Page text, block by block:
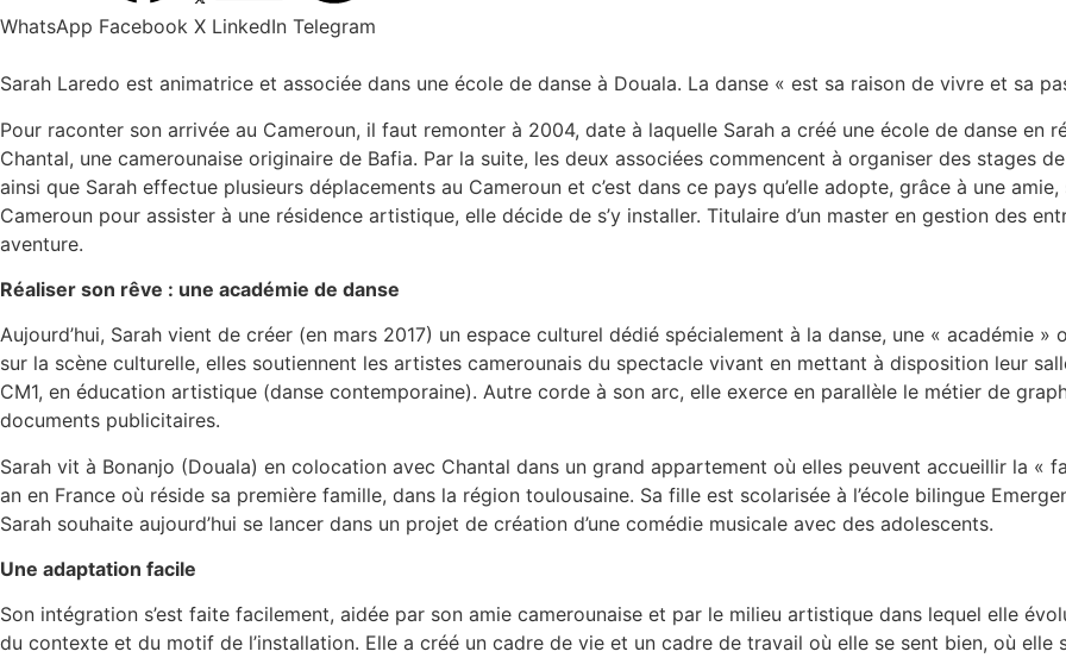
WhatsApp Facebook X LinkedIn Telegram
Sarah Laredo est animatrice et associée dans une école de danse à Douala. La danse « est sa raison de vivre et sa
Pour raconter son arrivée au Cameroun, il faut remonter à 2004, date à laquelle Sarah a créé une école de danse en
Chantal, une camerounaise originaire de Bafia. Par la suite, les deux associées commencent à organiser des stages
ainsi que Sarah effectue plusieurs déplacements au Cameroun et c’est dans ce pays qu’elle adopte, grâce à une
Cameroun pour assister à une résidence artistique, elle décide de s’y installer. Titulaire d’un master en gestion des
aventure.
Réaliser son rêve : une académie de danse
Aujourd’hui, Sarah vient de créer (en mars 2017) un espace culturel dédié spécialement à la danse, une « académie
sur la scène culturelle, elles soutiennent les artistes camerounais du spectacle vivant en mettant à disposition leur
CM1, en éducation artistique (danse contemporaine). Autre corde à son arc, elle exerce en parallèle le métier de
documents publicitaires.
Sarah vit à Bonanjo (Douala) en colocation avec Chantal dans un grand appartement où elles peuvent accueillir la
an en France où réside sa première famille, dans la région toulousaine. Sa fille est scolarisée à l’école bilingue
Sarah souhaite aujourd’hui se lancer dans un projet de création d’une comédie musicale avec des adolescents.
Une adaptation facile
Son intégration s’est faite facilement, aidée par son amie camerounaise et par le milieu artistique dans lequel elle
du contexte et du motif de l’installation. Elle a créé un cadre de vie et un cadre de travail où elle se sent bien, où elle